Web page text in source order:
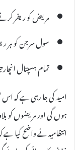
مریض کو ریفر کرنے
سول سرجن کو ہر
تمام ہسپتال
امید کی جا رہی ہے کہ
ہوں گی اور مریضوں کو
انتظامیہ نے واضح کیا